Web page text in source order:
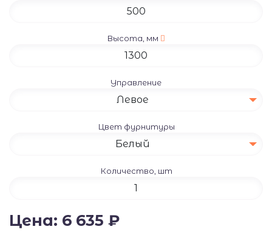
Высота, мм
Управление
Левое
Цвет фурнитуры
Белый
Количество, шт
Цена: 6 635 ₽